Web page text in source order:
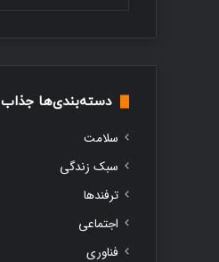
دسته‌بندی‌ها جذاب
سلامت
سبک زندگی
ترفندها
اجتماعی
فناوری